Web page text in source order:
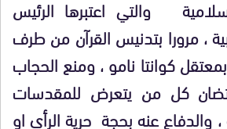
والتي اعتبرها الرئيس
، مرورا بتدنيس القرآن من طرف
كوانتا نامو ، ومنع الحجاب
كل من يتعرض للمقدسات
، والدفاع عنه بحجة حرية الرأي او